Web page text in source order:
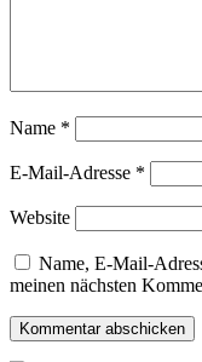
Name *
E-Mail-Adresse *
Website
Name, E-Mail-
meinen nächsten